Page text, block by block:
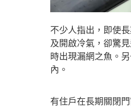
不少人指出，即使
及開啟冷氣，卻驚
時出現漏網之魚。
內。
有住戶在長期關閉